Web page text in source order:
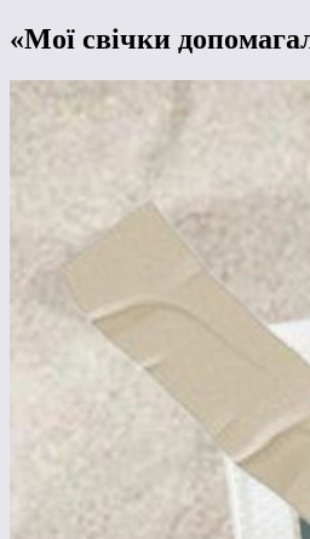
«Мої свічки